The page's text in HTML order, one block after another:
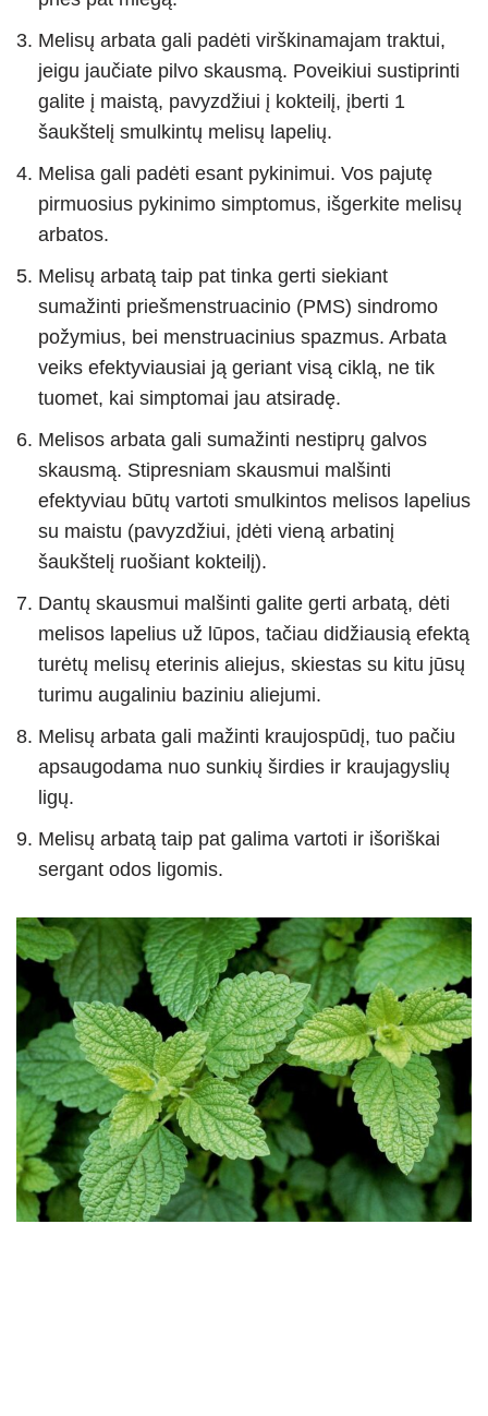
Melisų arbata gali padėti virškinamajam traktui,
jeigu jaučiate pilvo skausmą. Poveikiui sustiprinti
galite į maistą, pavyzdžiui į kokteilį, įberti 1
šaukštelį smulkintų melisų lapelių.
Melisa gali padėti esant pykinimui. Vos pajutę
pirmuosius pykinimo simptomus, išgerkite melisų
arbatos.
Melisų arbatą taip pat tinka gerti siekiant
sumažinti priešmenstruacinio (PMS) sindromo
požymius, bei menstruacinius spazmus. Arbata
veiks efektyviausiai ją geriant visą ciklą, ne tik
tuomet, kai simptomai jau atsiradę.
Melisos arbata gali sumažinti nestiprų galvos
skausmą. Stipresniam skausmui malšinti
efektyviau būtų vartoti smulkintos melisos lapelius
su maistu (pavyzdžiui, įdėti vieną arbatinį
šaukštelį ruošiant kokteilį).
Dantų skausmui malšinti galite gerti arbatą, dėti
melisos lapelius už lūpos, tačiau didžiausią efektą
turėtų melisų eterinis aliejus, skiestas su kitu jūsų
turimu augaliniu baziniu aliejumi.
Melisų arbata gali mažinti kraujospūdį, tuo pačiu
apsaugodama nuo sunkių širdies ir kraujagyslių
ligų.
Melisų arbatą taip pat galima vartoti ir išoriškai
sergant odos ligomis.